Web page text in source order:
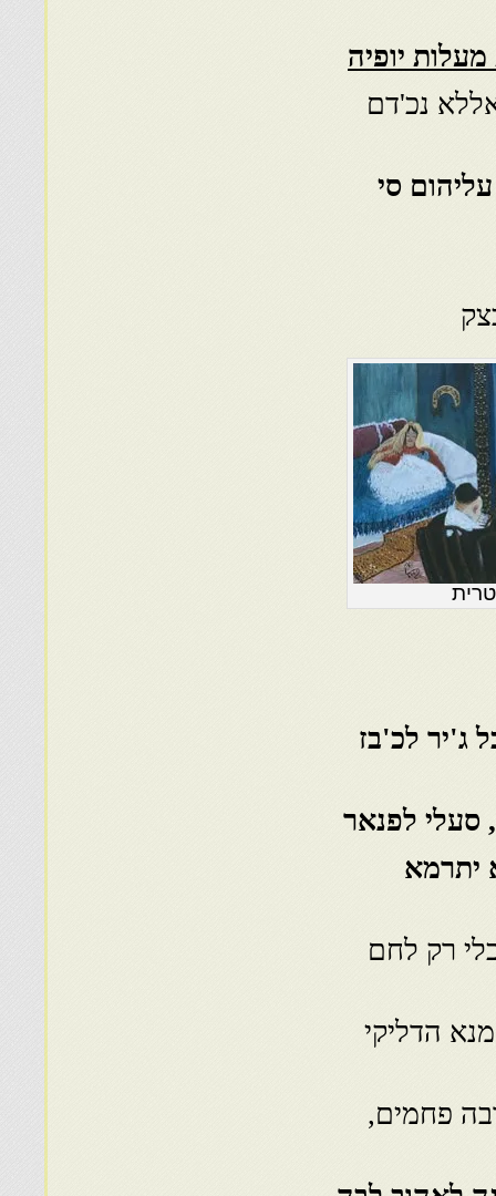
נכ'דם
עליהום סי
ג'יר לכ'בז
סעלי לפנאר
יתרמא
רק לחם
הדליקי
פחמים,